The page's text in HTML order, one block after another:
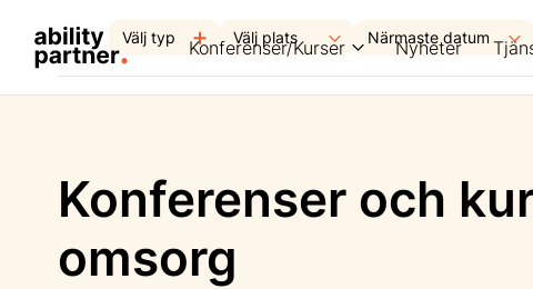
Konferenser/Kurser Nyheter
Konferenser och
omsorg
Välj typ